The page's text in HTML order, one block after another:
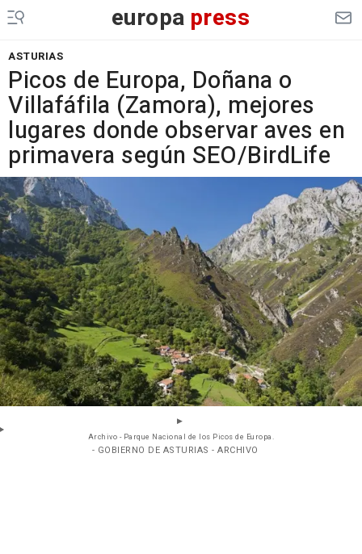
europa press
ASTURIAS
Picos de Europa, Doñana o
Villafáfila (Zamora), mejores
lugares donde observar aves en
primavera según SEO/BirdLife
Archivo - Parque Nacional de los Picos de Europa.
- GOBIERNO DE ASTURIAS - ARCHIVO